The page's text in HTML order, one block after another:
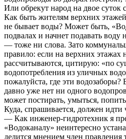
Или обрекут народ на двое суток
Как быть жителям верхних
не бывает воды? Может быть,
подвалах и начнет подавать воду
— тоже ни слова. Зато
правило: если на верхних этажах
рассчитываются, цитирую: «по
водопотребления из уличных
пожалуйста, где эти
давно уже нет ни одного
может постирать, умыться,
Куда, спрашивается, должен идти
— Как инженер-гидротехник я
«Водоканалу» неинтересно
делится мнением член правления